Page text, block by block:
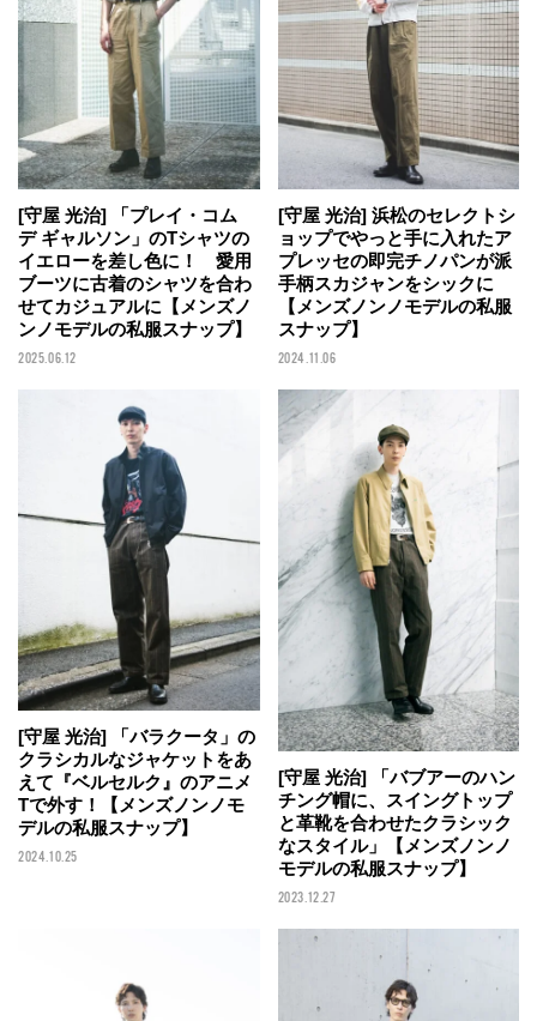
[守屋 光治] 「プレイ・コム
デ ギャルソン」のTシャツの
イエローを差し色に！ 愛用
ブーツに古着のシャツを合わ
せてカジュアルに【メンズノ
ンノモデルの私服スナップ】
2025.06.12
[守屋 光治] 浜松のセレクトシ
ョップでやっと手に入れたア
プレッセの即完チノパンが派
手柄スカジャンをシックに
【メンズノンノモデルの私服
スナップ】
2024.11.06
[守屋 光治] 「バラクータ」の
クラシカルなジャケットをあ
えて『ベルセルク』のアニメ
Tで外す！【メンズノンノモ
デルの私服スナップ】
2024.10.25
[守屋 光治] 「バブアーのハン
チング帽に、スイングトップ
と革靴を合わせたクラシック
なスタイル」【メンズノンノ
モデルの私服スナップ】
2023.12.27